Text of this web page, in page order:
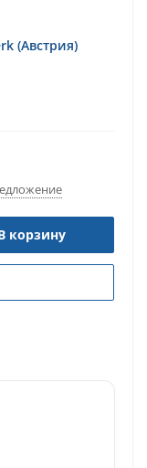
(Австрия)
корзину